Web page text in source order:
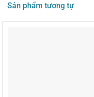
Sản phẩm tương tự